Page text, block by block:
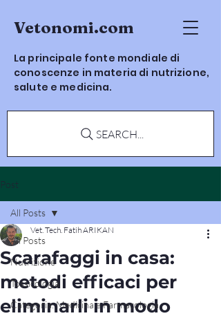
Vetonomi.com
La principale fonte mondiale di
conoscenze in materia di nutrizione,
salute e medicina.
SEARCH...
Post
All Posts
Nutrizione
Tossicologia
Categoria: Medicina e Farmacologia
All Posts
Scarafaggi in casa:
metodi efficaci per
eliminarli in modo
Vet. Tech. Fatih ARIKAN